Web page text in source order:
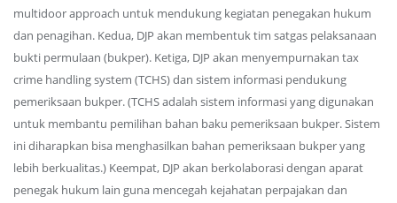
multidoor approach untuk mendukung kegiatan penegakan hukum
dan penagihan. Kedua, DJP akan membentuk tim satgas pelaksanaan
bukti permulaan (bukper). Ketiga, DJP akan menyempurnakan tax
crime handling system (TCHS) dan sistem informasi pendukung
pemeriksaan bukper. (TCHS adalah sistem informasi yang digunakan
untuk membantu pemilihan bahan baku pemeriksaan bukper. Sistem
ini diharapkan bisa menghasilkan bahan pemeriksaan bukper yang
lebih berkualitas.) Keempat, DJP akan berkolaborasi dengan aparat
penegak hukum lain guna mencegah kejahatan perpajakan dan